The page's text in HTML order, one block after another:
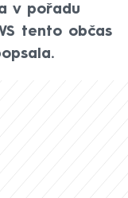
v pořadu
tento občas